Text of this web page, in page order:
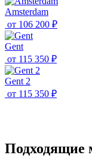
Amsterdam
от 106 200 ₽
Gent
от 115 350 ₽
Gent 2
от 115 350 ₽
Подходящие